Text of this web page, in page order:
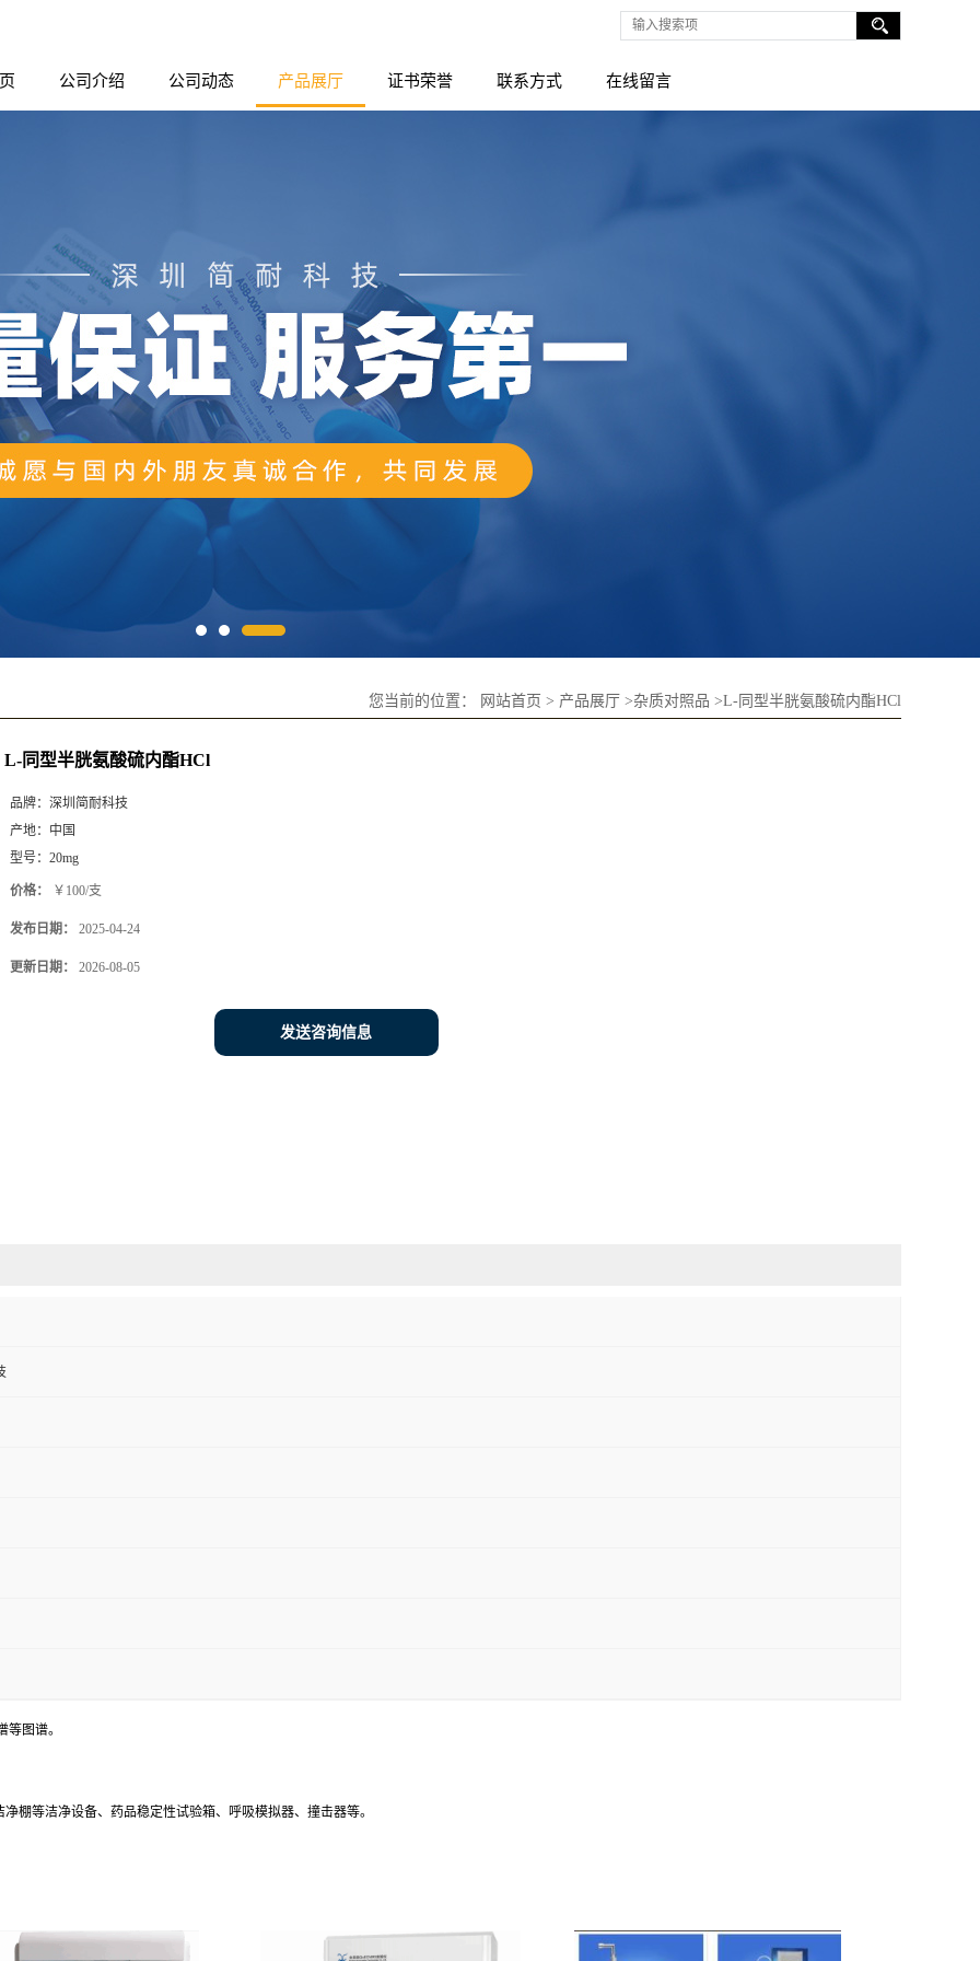
公司介绍 公司动态 产品展厅 证书荣誉 联系方式 在线留言
您当前的位置： 网站首页 > 产品展厅 >杂质对照品 >L-同型半胱氨酸硫内酯HCl
L-同型半胱氨酸硫内酯HCl
品牌： 深圳简耐科技
产地： 中国
型号： 20mg
价格： ￥100/支
发布日期： 2025-04-24
更新日期： 2026-08-05
发送咨询信息
图谱。
棚等洁净设备、药品稳定性试验箱、呼吸模拟器、撞击器等。